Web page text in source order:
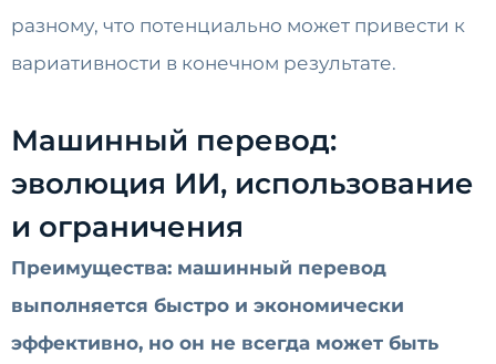
разному, что потенциально может привести к
вариативности в конечном результате.
Машинный перевод:
эволюция ИИ, использование
и ограничения
Преимущества: машинный перевод
выполняется быстро и экономически
эффективно, но он не всегда может быть